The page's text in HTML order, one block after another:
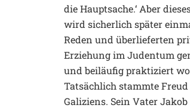
die Hauptsache.‘ Aber
wird sicherlich später
Reden und überlieferten
Erziehung im Judentum
und beiläufig praktiziert
Tatsächlich stammte
Galiziens. Sein Vater